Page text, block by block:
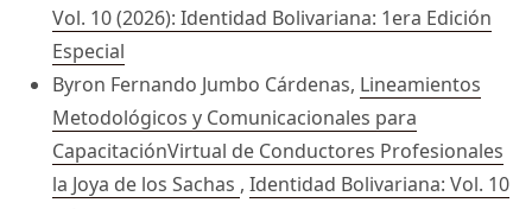
Vol. 10 (2026): Identidad Bolivariana: 1era Edición
Especial
Byron Fernando Jumbo Cárdenas, Lineamientos
Metodológicos y Comunicacionales para
CapacitaciónVirtual de Conductores Profesionales
la Joya de los Sachas , Identidad Bolivariana: Vol. 10